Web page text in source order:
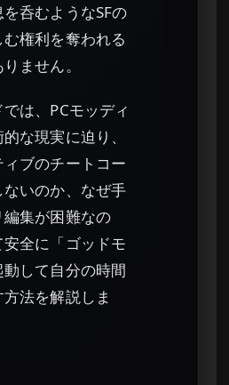
呑むようなSFの
権利を奪われる
ません。
は、PCモッディ
な現実に迫り、
ブのチートコー
ないのか、なぜ手
集が困難なの
全に「ゴッドモ
して自分の時間
法を解説しま